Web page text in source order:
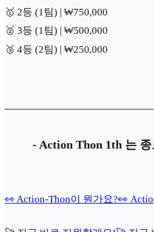
🥇 2등 (1팀) | ₩750,000
🥈 3등 (1팀) | ₩500,000
🥉 4등 (2팀) | ₩250,000
- Action Thon 1th 는
👀 Action-Thon이 뭔가요?👀